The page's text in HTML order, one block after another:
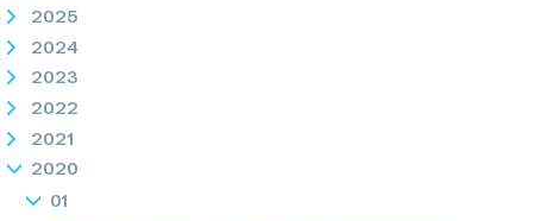
2025
2024
2023
2022
2021
2020
01